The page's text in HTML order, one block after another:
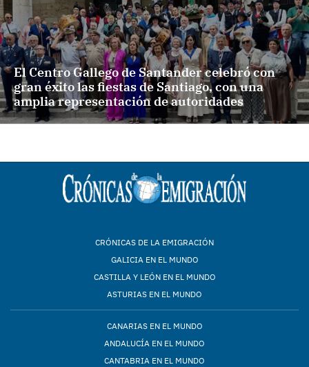
El Centro Gallego de Santander celebró con
gran éxito las fiestas de Santiago, con una
amplia representación de autoridades
CRÓNICAS DE LA EMIGRACIÓN
GALICIA EN EL MUNDO
CASTILLA Y LEÓN EN EL MUNDO
ASTURIAS EN EL MUNDO
CANARIAS EN EL MUNDO
ANDALUCÍA EN EL MUNDO
CANTABRIA EN EL MUNDO